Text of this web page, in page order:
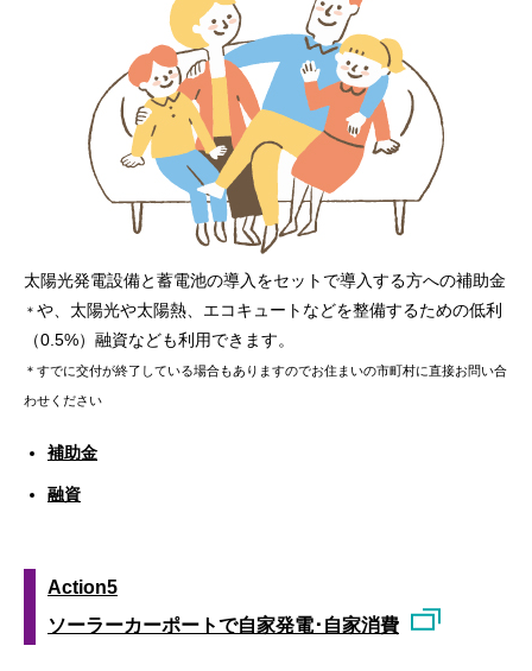
太陽光発電設備と蓄電池の導入をセットで導入する方への補助金
＊ や、太陽光や太陽熱、エコキュートなどを整備するための低利
（0.5%）融資なども利用できます。
＊すでに交付が終了している場合もありますのでお住まいの市町村に直接お問い合
わせください
補助金
融資
Action5
ソーラーカーポートで自家発電･自家消費